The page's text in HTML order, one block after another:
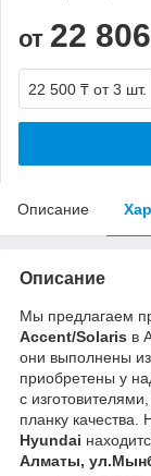
от 22 806
22 500 ₸ от 3 шт.
Описание
Описание
Мы предлагаем
Accent/Solaris в
они выполнены
приобретены у
с
планку качества.
Hyundai
Алматы,